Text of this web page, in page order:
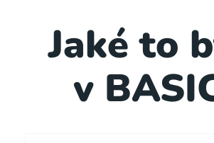
Jaké to
v